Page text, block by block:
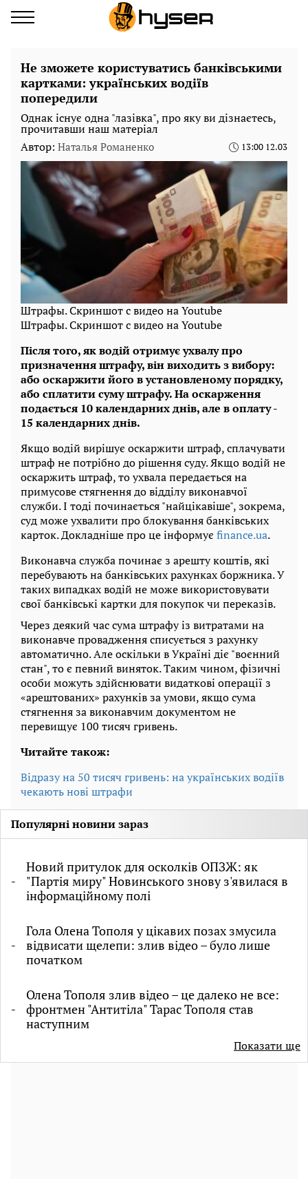
Не зможете користуватись банківськими
картками: українських водіїв
попередили
Однак існує одна "лазівка", про яку ви дізнаєтесь,
прочитавши наш матеріал
Автор: Наталья Романенко 13:00 12.03
Штрафы. Скриншот с видео на Youtube
Штрафы. Скриншот с видео на Youtube
Після того, як водій отримує ухвалу про
призначення штрафу, він виходить з вибору:
або оскаржити його в установленому порядку,
або сплатити суму штрафу. На оскарження
подається 10 календарних днів, але в оплату -
15 календарних днів.
Якщо водій вирішує оскаржити штраф, сплачувати
штраф не потрібно до рішення суду. Якщо водій не
оскаржить штраф, то ухвала передається на
примусове стягнення до відділу виконавчої
служби. І тоді починається "найцікавіше", зокрема,
суд може ухвалити про блокування банківських
карток. Докладніше про це інформує finance.ua.
Виконавча служба починає з арешту коштів, які
перебувають на банківських рахунках боржника. У
таких випадках водій не може використовувати
свої банківські картки для покупок чи переказів.
Через деякий час сума штрафу із витратами на
виконавче провадження списується з рахунку
автоматично. Але оскільки в Україні діє "воєнний
стан", то є певний виняток. Таким чином, фізичні
особи можуть здійснювати видаткові операції з
«арештованих» рахунків за умови, якщо сума
стягнення за виконавчим документом не
перевищує 100 тисяч гривень.
Читайте також:
Відразу на 50 тисяч гривень: на українських водіїв
чекають нові штрафи
Популярні новини зараз
Новий притулок для осколків ОПЗЖ: як
"Партія миру" Новинського знову з'явилася в
інформаційному полі
Гола Олена Тополя у цікавих позах змусила
відвисати щелепи: злив відео – було лише
початком
Олена Тополя злив відео – це далеко не все:
фронтмен "Антитіла" Тарас Тополя став
наступним
Показати ще